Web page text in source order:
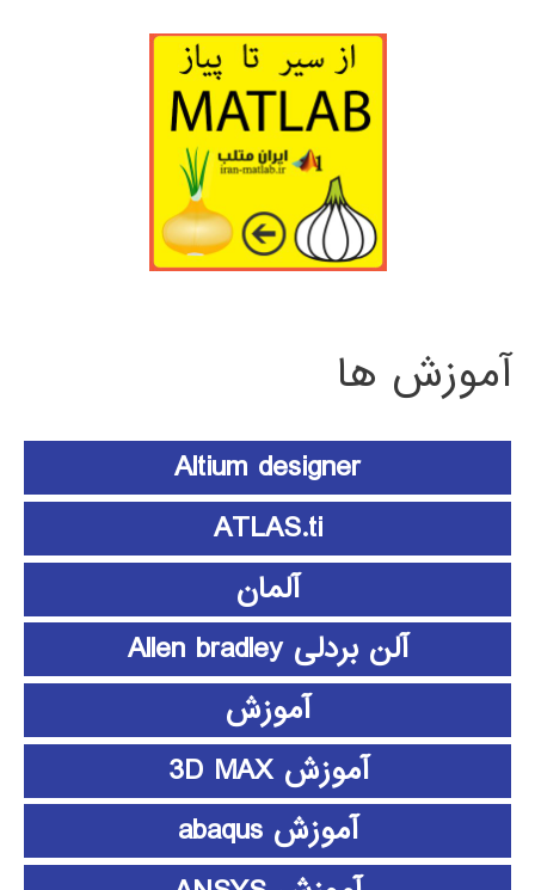
آموزش ها
Altium designer
ATLAS.ti
آلمان
آلن بردلی Allen bradley
آموزش
آموزش 3D MAX
آموزش abaqus